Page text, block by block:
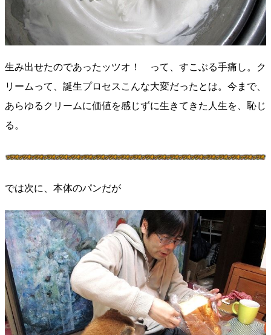
生み出せたのであったッツオ！ って、すこぶる手痛し。ク
リームって、誕生プロセスこんな大変だったとは。今まで、
あらゆるクリームに価値を感じずに生きてきた人生を、恥じ
る。
では次に、本体のパンだが